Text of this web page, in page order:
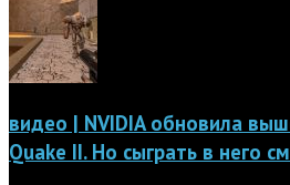
видео | NVIDIA обновила
Quake II. Но сыграть в него